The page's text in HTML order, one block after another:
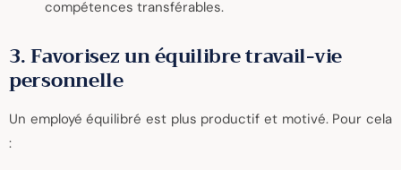
compétences transférables.
3. Favorisez un équilibre travail-vie
personnelle
Un employé équilibré est plus productif et motivé. Pour cela
: